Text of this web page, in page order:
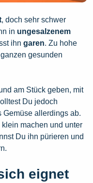
, doch sehr schwer
in ungesalzenem
ihn garen. Zu hohe
gesunden
am Stück geben, mit
Du jedoch
allerdings ab.
machen und unter
Du ihn pürieren und
eignet